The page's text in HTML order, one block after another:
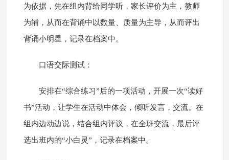
为依据，先在组内背给同学听，家长评价为主，教师
为辅，从而在背诵中以数量、质量为主导，从而评出
背诵小明星，记录在档案中。
口语交际测试：
安排在“综合练习”后的一项活动，开展一次“读好
书”活动，让学生在活动中体会，倾听发言，交流。在
组内边动边说，结合组内评议，在全班交流，最后评
选出班内的“小白灵”，记录在档案中。